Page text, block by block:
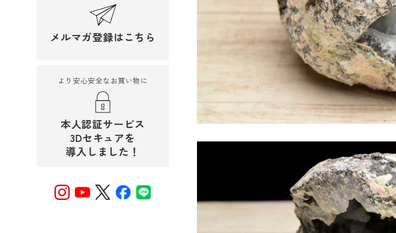
メルマガ登録はこちら
より安心安全なお買い物に
本人認証サービス
3Dセキュアを
導入しました！